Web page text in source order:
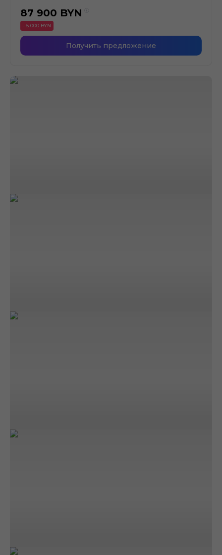
87 900 BYN
- 5 000 BYN
Получить предложение